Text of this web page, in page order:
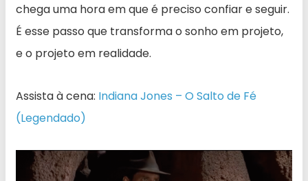
chega uma hora em que é preciso confiar e seguir.
É esse passo que transforma o sonho em projeto,
e o projeto em realidade.
Assista à cena: Indiana Jones – O Salto de Fé
(Legendado)